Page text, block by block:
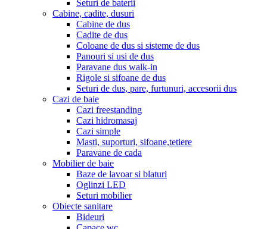
Seturi de baterii
Cabine, cadite, dusuri
Cabine de dus
Cadite de dus
Coloane de dus si sisteme de dus
Panouri si usi de dus
Paravane dus walk-in
Rigole si sifoane de dus
Seturi de dus, pare, furtunuri, accesorii dus
Cazi de baie
Cazi freestanding
Cazi hidromasaj
Cazi simple
Masti, suporturi, sifoane,tetiere
Paravane de cada
Mobilier de baie
Baze de lavoar si blaturi
Oglinzi LED
Seturi mobilier
Obiecte sanitare
Bideuri